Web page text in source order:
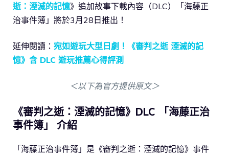
逝：湮滅的記憶》追加故事下載內容（DLC）「海藤正
治事件簿」將於3月28日推出！
延伸閱讀： 宛如遊玩大型日劇！《審判之逝 湮滅的記
憶》含 DLC 遊玩推薦心得評測
＜以下為官方提供原文＞
《審判之逝：湮滅的記憶》DLC 「海藤正治
事件簿」 介紹
「海藤正治事件簿」是《審判之逝：湮滅的記憶》事件